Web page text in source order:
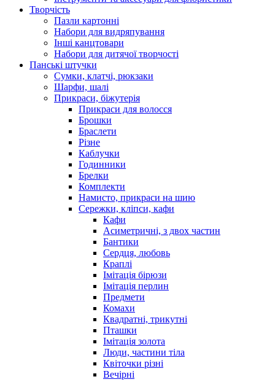
Творчість
Пазли картонні
Набори для видряпування
Інші канцтовари
Набори для дитячої творчості
Панські штучки
Сумки, клатчі, рюкзаки
Шарфи, шалі
Прикраси, біжутерія
Прикраси для волосся
Брошки
Браслети
Різне
Каблучки
Годинники
Брелки
Комплекти
Намисто, прикраси на шию
Сережки, кліпси, кафи
Кафи
Асиметричні, з двох частин
Бантики
Сердця, любовь
Краплі
Імітація бірюзи
Імітація перлин
Предмети
Комахи
Квадратні, трикутні
Пташки
Імітація золота
Люди, частини тіла
Квіточки різні
Вечірні